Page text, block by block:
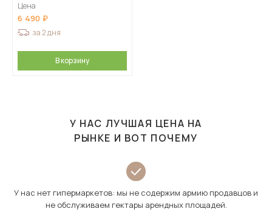
Цена
6 490
за 2 дня
В корзину
У НАС ЛУЧШАЯ ЦЕНА НА
РЫНКЕ И ВОТ ПОЧЕМУ
У нас нет гипермаркетов: мы не содержим армию продавцов и
не обслуживаем гектары арендных площадей.